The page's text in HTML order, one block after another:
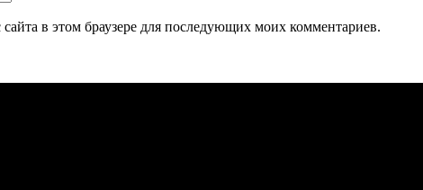
в этом браузере для последующих моих комментариев.